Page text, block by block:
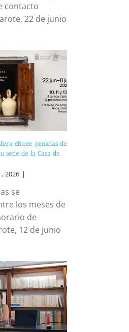
contacto
22 de junio
ofrece jornadas de
sede de la Casa de
2026 |
se
los meses de
de
12 de junio